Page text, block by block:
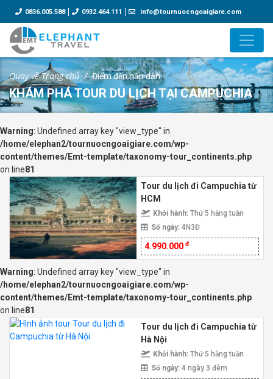
0836.005.588 0932.464.111 info@tournuocngoaigiare.com
Quay về Trang chủ Điểm đến hấp dẫn
KHÁM PHÁ TOUR DU LỊCH TẠI CAMPUCHIA
Warning: Undefined array key "view_type" in
/home/elephan2/tournuocngoaigiare.com/wp-
content/themes/Emt-template/taxonomy-tour_continents.php
on line81
Tour du lịch đi Campuchia từ
HCM
Khởi hành: Thứ 5 hằng tuần
Số ngày: 4N3Đ
4.990.000 đ
Warning: Undefined array key "view_type" in
/home/elephan2/tournuocngoaigiare.com/wp-
content/themes/Emt-template/taxonomy-tour_continents.php
on line81
Tour du lịch đi Campuchia từ
Hà Nội
Khởi hành: Thứ 5 hằng tuần
Số ngày: 4 ngày 3 đêm